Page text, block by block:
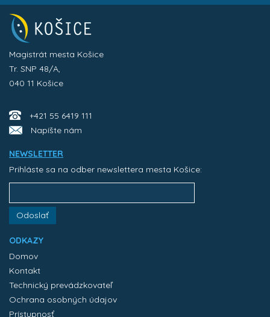
Magistrát mesta Košice
Tr. SNP 48/A,
040 11 Košice
+421 55 6419 111
Napíšte nám
NEWSLETTER
Prihláste sa na odber newslettera mesta Košice:
Odoslať
ODKAZY
Domov
Kontakt
Technický prevádzkovateľ
Ochrana osobných údajov
Prístupnosť